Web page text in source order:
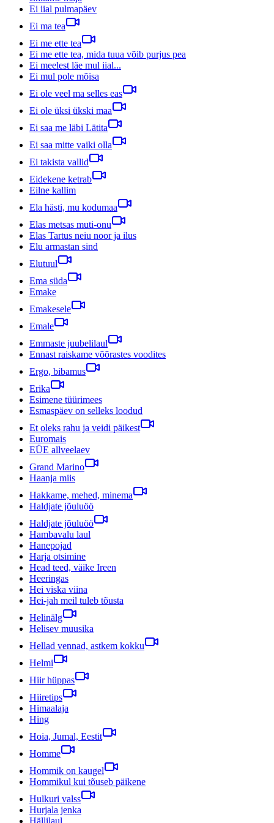
Ei iial pulmapäev
Ei ma tea
Ei me ette tea
Ei me ette tea, mida tuua võib purjus pea
Ei meelest läe mul iial...
Ei mul pole mõisa
Ei ole veel ma selles eas
Ei ole üksi ükski maa
Ei saa me läbi Lätita
Ei saa mitte vaiki olla
Ei takista vallid
Eidekene ketrab
Eilne kallim
Ela hästi, mu kodumaa
Elas metsas muti-onu
Elas Tartus neiu noor ja ilus
Elu armastan sind
Elutuul
Ema süda
Emake
Emakesele
Emale
Emmaste juubelilaul
Ennast raiskame võõrastes voodites
Ergo, bibamus
Erika
Esimene tüürimees
Esmaspäev on selleks loodud
Et oleks rahu ja veidi päikest
Euromais
EÜE allveelaev
Grand Marino
Haanja miis
Hakkame, mehed, minema
Haldjate jõuluöö
Haldjate jõuluöö
Hambavalu laul
Hanepojad
Harja otsimine
Head teed, väike Ireen
Heeringas
Hei viska viina
Hei-jah meil tuleb tõusta
Helinälg
Helisev muusika
Hellad vennad, astkem kokku
Helmi
Hiir hüppas
Hiiretips
Himaalaja
Hing
Hoia, Jumal, Eestit
Homme
Hommik on kaugel
Hommikul kui tõuseb päikene
Hulkuri valss
Hurjala jenka
Hällilaul